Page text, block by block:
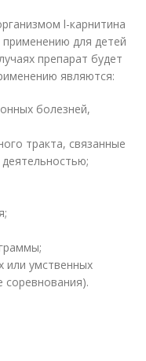
l-карнитина
для детей
препарат будет
являются:
болезней,
тракта, связанные
или умственных
соревнования).